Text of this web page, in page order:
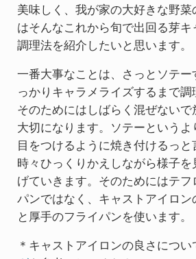
美味しく、我が家の大好きな野菜
はそんなこれから旬で出回る芽キ
調理法を紹介したいと思います。
一番大事なことは、さっとソテー
っかりキャラメライズするまで調
そのためにはしばらく混ぜない
大切になります。ソテーというよ
目をつけるように焼き付けるっと
時々ひっくりかえしながら様子を
げていきます。そのためにはテフ
パンではなく、キャストアイロン
と厚手のフライパンを使います。
＊キャストアイロンの良さについ